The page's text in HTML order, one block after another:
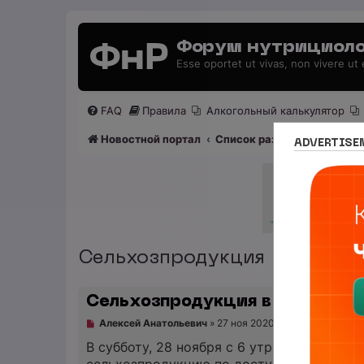
Форум
Esse oportet ut vivas, non vivere ut
FAQ Правила Алкогольный калькулятор
Новостной портал Список разделов
Сельхозпродукция в
Сельхозпродукция в
Н
п
Алексей Анатольевич» 27 ноя 2020, 11:53
В субботу, 28 ноября с 6 утра